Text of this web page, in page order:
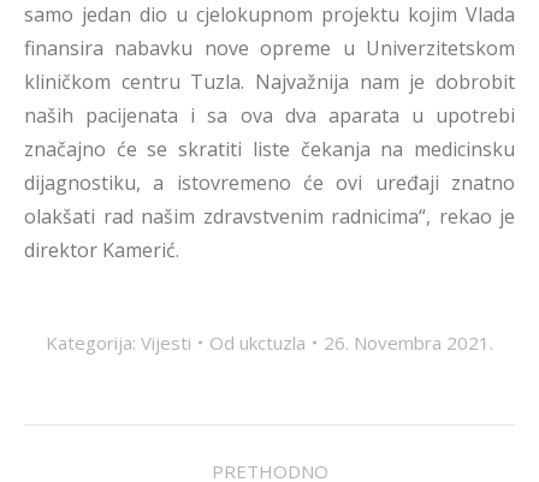
samo jedan dio u cjelokupnom projektu kojim Vlada
finansira nabavku nove opreme u Univerzitetskom
kliničkom centru Tuzla. Najvažnija nam je dobrobit
naših pacijenata i sa ova dva aparata u upotrebi
značajno će se skratiti liste čekanja na medicinsku
dijagnostiku, a istovremeno će ovi uređaji znatno
olakšati rad našim zdravstvenim radnicima“, rekao je
direktor Kamerić.
Kategorija: Vijesti Od ukctuzla 26. Novembra 2021.
PRETHODNO